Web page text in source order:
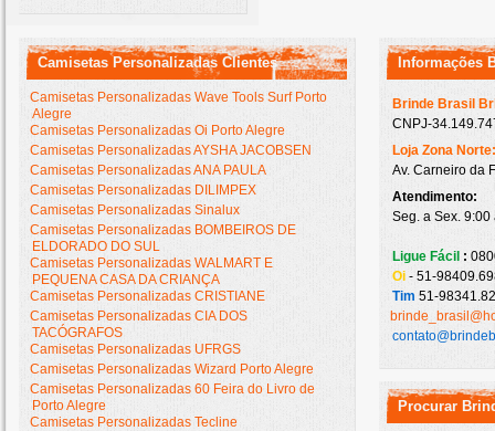
Camisetas Personalizadas Clientes
Camisetas Personalizadas Wave Tools Surf Porto
Alegre
Camisetas Personalizadas Oi Porto Alegre
Camisetas Personalizadas AYSHA JACOBSEN
Camisetas Personalizadas ANA PAULA
Camisetas Personalizadas DILIMPEX
Camisetas Personalizadas Sinalux
Camisetas Personalizadas BOMBEIROS DE
ELDORADO DO SUL
Camisetas Personalizadas WALMART E
PEQUENA CASA DA CRIANÇA
Camisetas Personalizadas CRISTIANE
Camisetas Personalizadas CIA DOS
TACÓGRAFOS
Camisetas Personalizadas UFRGS
Camisetas Personalizadas Wizard Porto Alegre
Camisetas Personalizadas 60 Feira do Livro de
Porto Alegre
Camisetas Personalizadas Tecline
Informações
Brinde Brasil
CNPJ-
Loja Zona
Av. Carneiro da
Atendimento:
Seg. a Sex.
Ligue Fácil :
Oi - 51-
Tim 51-
Procurar